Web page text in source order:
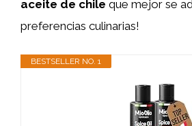
aceite de chile que mejor se
preferencias culinarias!
BESTSELLER NO. 1